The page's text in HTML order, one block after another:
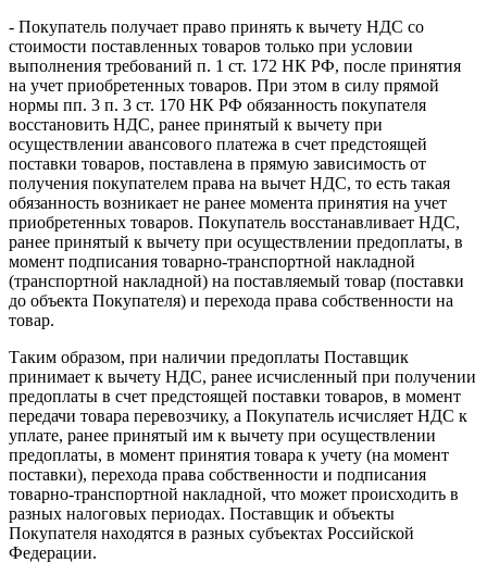
- Покупатель получает право принять к вычету НДС со
стоимости поставленных товаров только при условии
выполнения требований п. 1 ст. 172 НК РФ, после принятия
на учет приобретенных товаров. При этом в силу прямой
нормы пп. 3 п. 3 ст. 170 НК РФ обязанность покупателя
восстановить НДС, ранее принятый к вычету при
осуществлении авансового платежа в счет предстоящей
поставки товаров, поставлена в прямую зависимость от
получения покупателем права на вычет НДС, то есть такая
обязанность возникает не ранее момента принятия на учет
приобретенных товаров. Покупатель восстанавливает НДС,
ранее принятый к вычету при осуществлении предоплаты, в
момент подписания товарно-транспортной накладной
(транспортной накладной) на поставляемый товар (поставки
до объекта Покупателя) и перехода права собственности на
товар.
Таким образом, при наличии предоплаты Поставщик
принимает к вычету НДС, ранее исчисленный при получении
предоплаты в счет предстоящей поставки товаров, в момент
передачи товара перевозчику, а Покупатель исчисляет НДС к
уплате, ранее принятый им к вычету при осуществлении
предоплаты, в момент принятия товара к учету (на момент
поставки), перехода права собственности и подписания
товарно-транспортной накладной, что может происходить в
разных налоговых периодах. Поставщик и объекты
Покупателя находятся в разных субъектах Российской
Федерации.